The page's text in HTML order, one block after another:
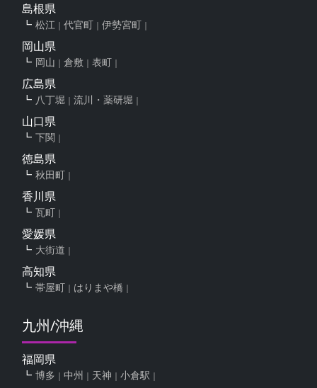
島根県
松江 代官町 伊勢宮町
岡山県
岡山 倉敷 表町
広島県
八丁堀 流川・薬研堀
山口県
下関
徳島県
秋田町
香川県
瓦町
愛媛県
大街道
高知県
帯屋町 はりまや橋
九州/沖縄
福岡県
博多 中州 天神 小倉駅